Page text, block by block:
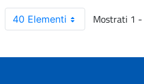
40 Elementi Mostrati 1